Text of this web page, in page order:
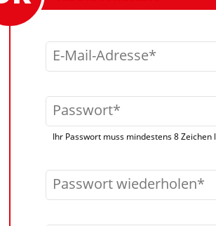
E-Mail-Adresse
Passwort
Ihr Passwort muss mindestens 8 Zeichen
Passwort wiederholen